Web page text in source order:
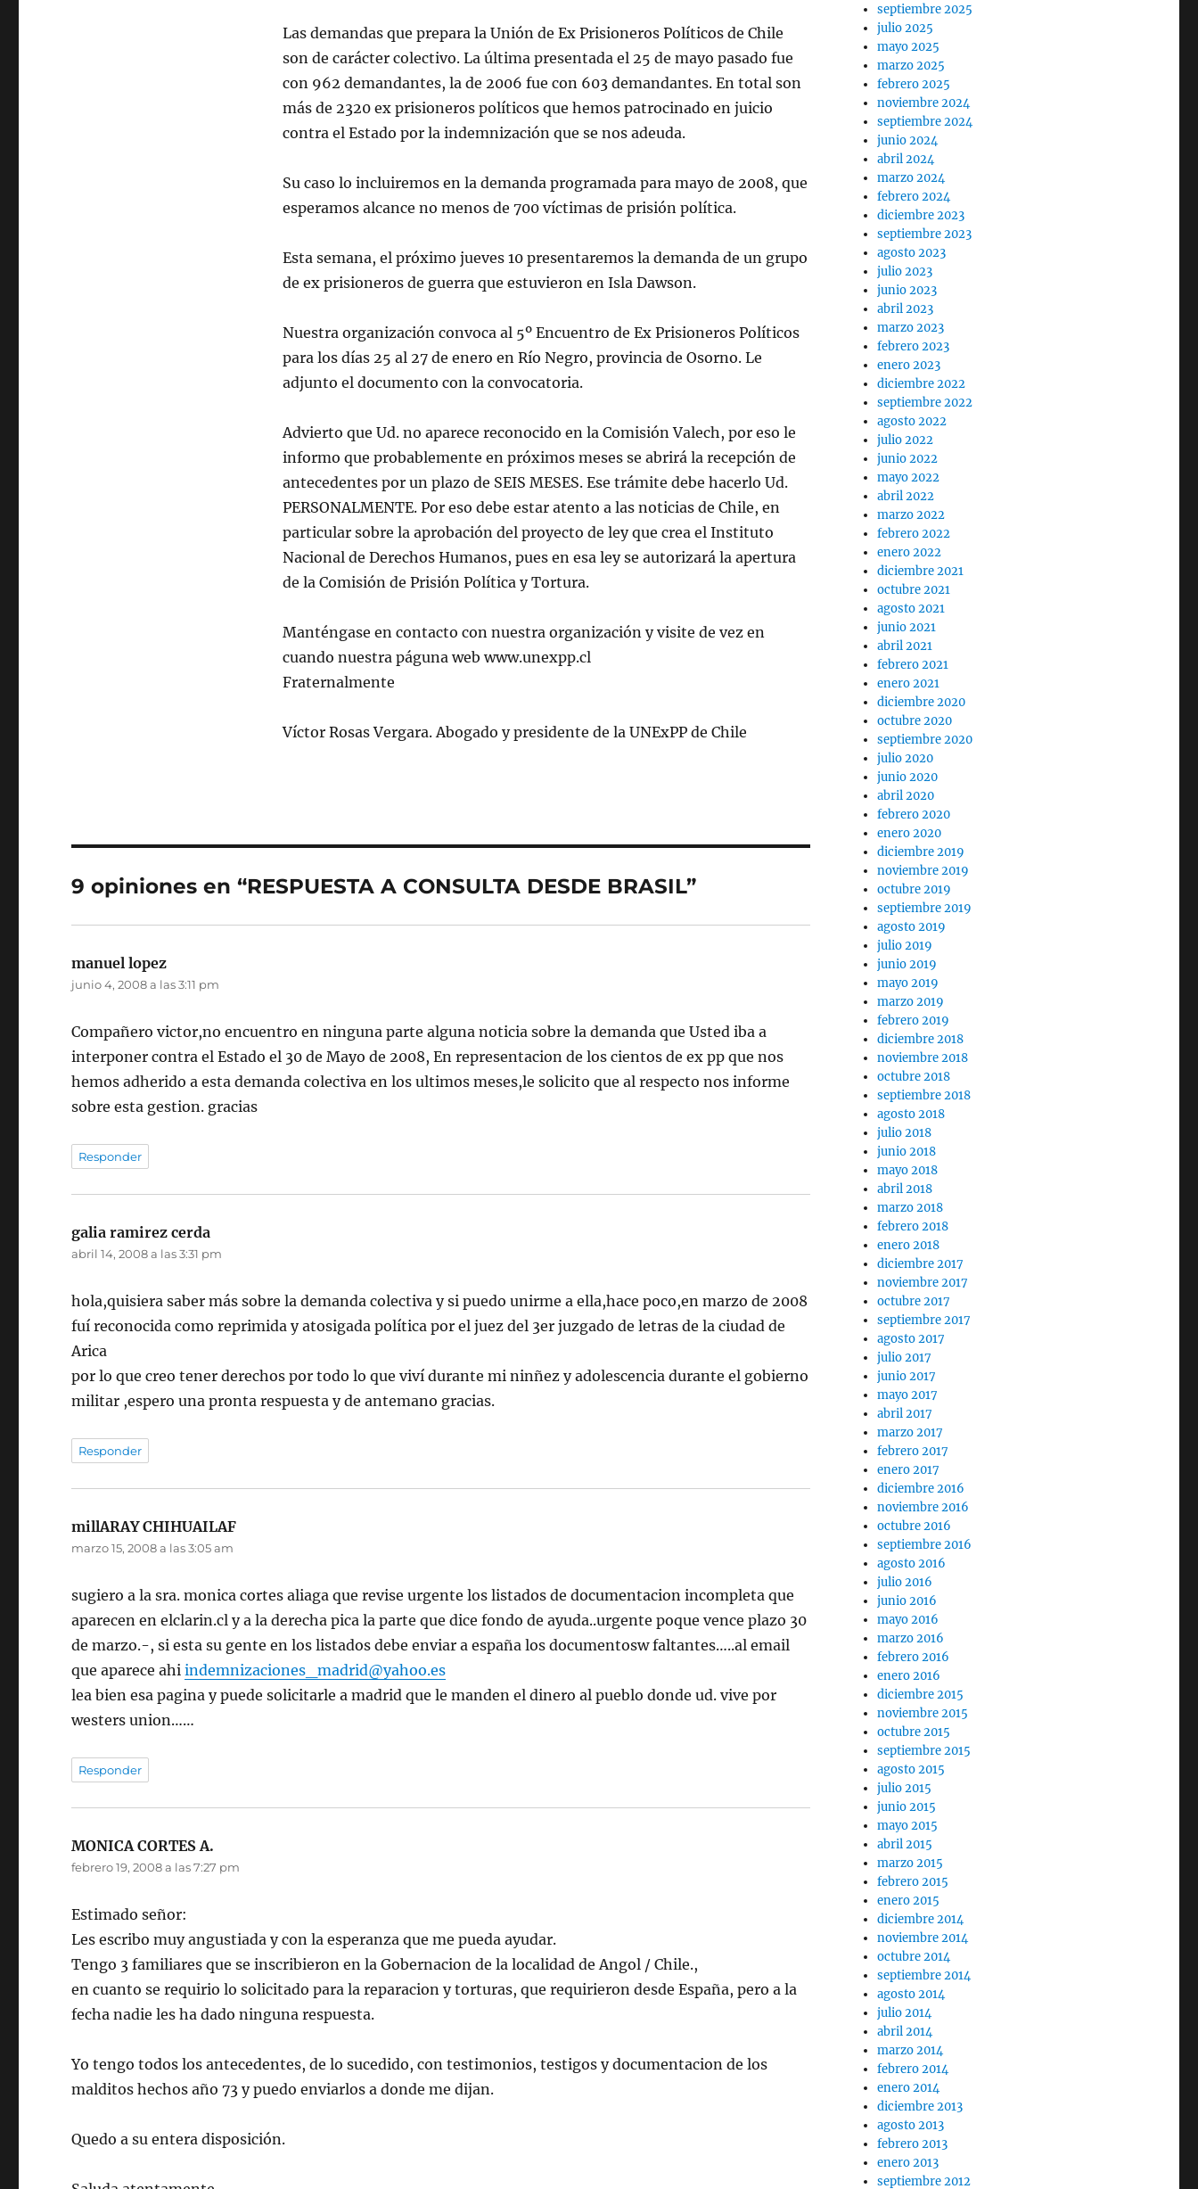
Las demandas que prepara la Unión de Ex Prisioneros Políticos de Chile
son de carácter colectivo. La última presentada el 25 de mayo pasado fue
con 962 demandantes, la de 2006 fue con 603 demandantes. En total son
más de 2320 ex prisioneros políticos que hemos patrocinado en juicio
contra el Estado por la indemnización que se nos adeuda.
Su caso lo incluiremos en la demanda programada para mayo de 2008, que
esperamos alcance no menos de 700 víctimas de prisión política.
Esta semana, el próximo jueves 10 presentaremos la demanda de un grupo
de ex prisioneros de guerra que estuvieron en Isla Dawson.
Nuestra organización convoca al 5º Encuentro de Ex Prisioneros Políticos
para los días 25 al 27 de enero en Río Negro, provincia de Osorno. Le
adjunto el documento con la convocatoria.
Advierto que Ud. no aparece reconocido en la Comisión Valech, por eso le
informo que probablemente en próximos meses se abrirá la recepción de
antecedentes por un plazo de SEIS MESES. Ese trámite debe hacerlo Ud.
PERSONALMENTE. Por eso debe estar atento a las noticias de Chile, en
particular sobre la aprobación del proyecto de ley que crea el Instituto
Nacional de Derechos Humanos, pues en esa ley se autorizará la apertura
de la Comisión de Prisión Política y Tortura.
Manténgase en contacto con nuestra organización y visite de vez en
cuando nuestra páguna web www.unexpp.cl
Fraternalmente
Víctor Rosas Vergara. Abogado y presidente de la UNExPP de Chile
9 opiniones en “RESPUESTA A CONSULTA DESDE BRASIL”
manuel lopez
junio 4, 2008 a las 3:11 pm
Compañero victor,no encuentro en ninguna parte alguna noticia sobre la demanda que Usted iba a
interponer contra el Estado el 30 de Mayo de 2008, En representacion de los cientos de ex pp que nos
hemos adherido a esta demanda colectiva en los ultimos meses,le solicito que al respecto nos informe
sobre esta gestion. gracias
Responder
galia ramirez cerda
abril 14, 2008 a las 3:31 pm
hola,quisiera saber más sobre la demanda colectiva y si puedo unirme a ella,hace poco,en marzo de 2008
fuí reconocida como reprimida y atosigada política por el juez del 3er juzgado de letras de la ciudad de
Arica
por lo que creo tener derechos por todo lo que viví durante mi ninñez y adolescencia durante el gobierno
militar ,espero una pronta respuesta y de antemano gracias.
Responder
millARAY CHIHUAILAF
marzo 15, 2008 a las 3:05 am
sugiero a la sra. monica cortes aliaga que revise urgente los listados de documentacion incompleta que
aparecen en elclarin.cl y a la derecha pica la parte que dice fondo de ayuda..urgente poque vence plazo 30
de marzo.-, si esta su gente en los listados debe enviar a españa los documentosw faltantes…..al email
que aparece ahiindemnizaciones_madrid@yahoo.es
lea bien esa pagina y puede solicitarle a madrid que le manden el dinero al pueblo donde ud. vive por
westers union……
Responder
MONICA CORTES A.
febrero 19, 2008 a las 7:27 pm
Estimado señor:
Les escribo muy angustiada y con la esperanza que me pueda ayudar.
Tengo 3 familiares que se inscribieron en la Gobernacion de la localidad de Angol / Chile.,
en cuanto se requirio lo solicitado para la reparacion y torturas, que requirieron desde España, pero a la
fecha nadie les ha dado ninguna respuesta.
Yo tengo todos los antecedentes, de lo sucedido, con testimonios, testigos y documentacion de los
malditos hechos año 73 y puedo enviarlos a donde me dijan.
Quedo a su entera disposición.
septiembre 2025
julio 2025
mayo 2025
marzo 2025
febrero 2025
noviembre 2024
septiembre 2024
junio 2024
abril 2024
marzo 2024
febrero 2024
diciembre 2023
septiembre 2023
agosto 2023
julio 2023
junio 2023
abril 2023
marzo 2023
febrero 2023
enero 2023
diciembre 2022
septiembre 2022
agosto 2022
julio 2022
junio 2022
mayo 2022
abril 2022
marzo 2022
febrero 2022
enero 2022
diciembre 2021
octubre 2021
agosto 2021
junio 2021
abril 2021
febrero 2021
enero 2021
diciembre 2020
octubre 2020
septiembre 2020
julio 2020
junio 2020
abril 2020
febrero 2020
enero 2020
diciembre 2019
noviembre 2019
octubre 2019
septiembre 2019
agosto 2019
julio 2019
junio 2019
mayo 2019
marzo 2019
febrero 2019
diciembre 2018
noviembre 2018
octubre 2018
septiembre 2018
agosto 2018
julio 2018
junio 2018
mayo 2018
abril 2018
marzo 2018
febrero 2018
enero 2018
diciembre 2017
noviembre 2017
octubre 2017
septiembre 2017
agosto 2017
julio 2017
junio 2017
mayo 2017
abril 2017
marzo 2017
febrero 2017
enero 2017
diciembre 2016
noviembre 2016
octubre 2016
septiembre 2016
agosto 2016
julio 2016
junio 2016
mayo 2016
marzo 2016
febrero 2016
enero 2016
diciembre 2015
noviembre 2015
octubre 2015
septiembre 2015
agosto 2015
julio 2015
junio 2015
mayo 2015
abril 2015
marzo 2015
febrero 2015
enero 2015
diciembre 2014
noviembre 2014
octubre 2014
septiembre 2014
agosto 2014
julio 2014
abril 2014
marzo 2014
febrero 2014
enero 2014
diciembre 2013
agosto 2013
febrero 2013
enero 2013
septiembre 2012